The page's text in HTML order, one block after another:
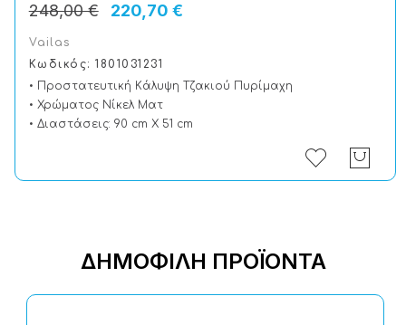
220,70 €
248,00 €
Vailas
Κωδικός: 1801031231
• Προστατευτική Kάλυψη Tζακιού Πυρίμαχη
• Χρώματος Νίκελ Ματ
• Διαστάσεις: 90 cm X 51 cm
ΔΗΜΟΦΙΛΉ ΠΡΟΪΌΝΤΑ